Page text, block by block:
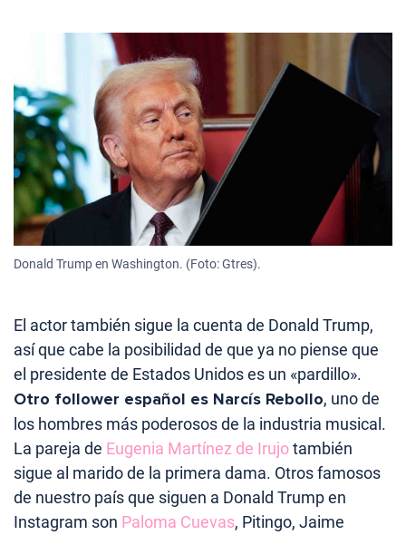
Donald Trump en Washington. (Foto: Gtres).
El actor también sigue la cuenta de Donald Trump,
así que cabe la posibilidad de que ya no piense que
el presidente de Estados Unidos es un «pardillo».
Otro follower español es Narcís Rebollo, uno de
los hombres más poderosos de la industria musical.
La pareja de Eugenia Martínez de Irujotambién
sigue al marido de la primera dama. Otros famosos
de nuestro país que siguen a Donald Trump en
Instagram son Paloma Cuevas, Pitingo, Jaime